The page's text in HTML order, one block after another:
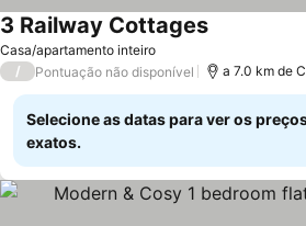
Casa/apartamento inteiro
3 Railway CottagesVer preços
/ Pontuação não disponível a 7.0 km de
Selecione as datas para ver os
exatos.